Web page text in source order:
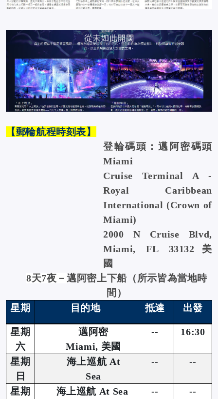
【郵輪航程時刻表】
登輪碼頭：邁阿密碼頭
Miami
Cruise Terminal A -
Royal Caribbean
International (Crown of
Miami)
2000 N Cruise Blvd,
Miami, FL 33132美
國
8天7夜－邁阿密上下船（所示皆為當地時
間）
星期
目的地 抵達 出發
星期
六
邁阿密
Miami, 美國
-- 16:30
星期
日
海上巡航 At
Sea
-- --
星期
海上巡航 At Sea -- --